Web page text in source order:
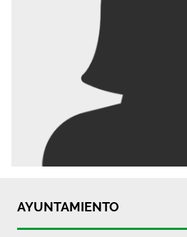
AYUNTAMIENTO